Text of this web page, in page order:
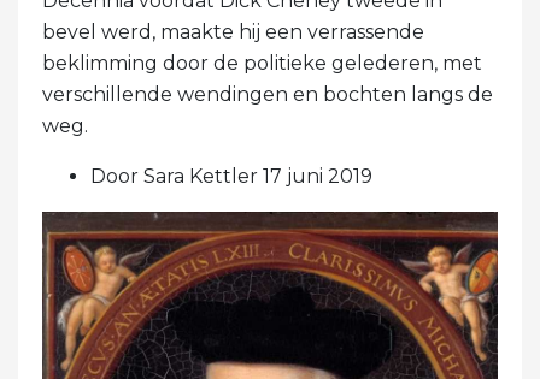
bevel werd, maakte hij een verrassende
beklimming door de politieke gelederen, met
verschillende wendingen en bochten langs de
weg.
Door Sara Kettler 17 juni 2019